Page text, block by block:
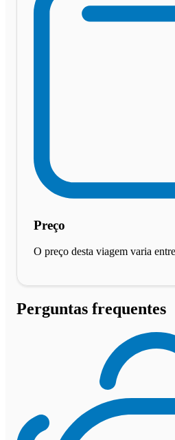
Preço
O preço desta viagem varia entre
Perguntas frequentes